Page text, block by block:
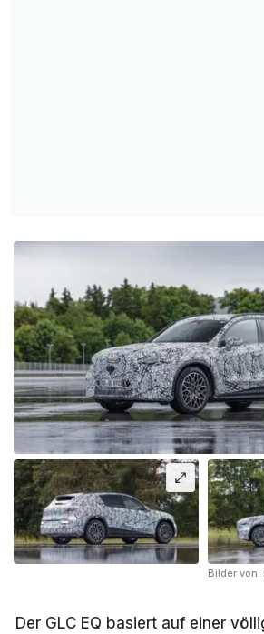
Bilder
Der GLC EQ basiert auf einer